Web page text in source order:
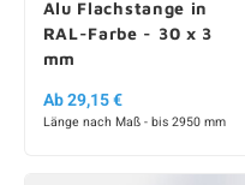
Alu Flachstange in
RAL-Farbe - 30 x 3
mm
Ab 29,15 €
Länge nach Maß - bis 2950 mm